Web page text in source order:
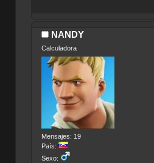
NANDY
Calculadora
Mensajes: 19
País:
Sexo: